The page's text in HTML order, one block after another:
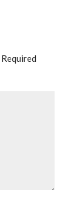
Required